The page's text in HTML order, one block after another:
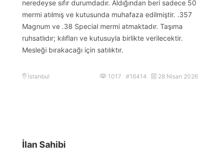
neredeyse sıfır durumdadır. Aldığından beri sadece 50
mermi atılmış ve kutusunda muhafaza edilmiştir. .357
Magnum ve .38 Special mermi atmaktadır. Taşıma
ruhsatlıdır; kılıfları ve kutusuyla birlikte verilecektir.
Mesleği bırakacağı için satılıktır.
İstanbul 1017 #16414 28 Nisan 2026
İlan Sahibi